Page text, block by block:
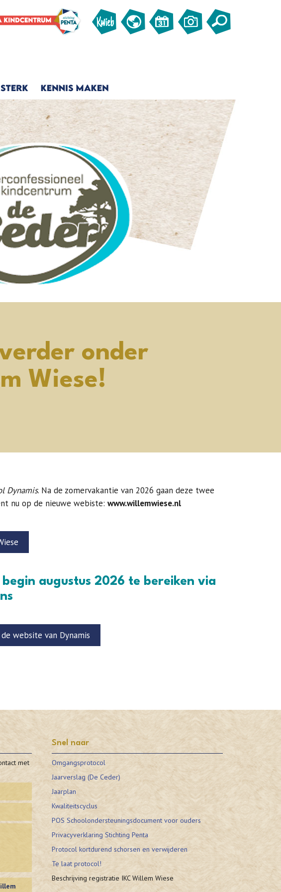
onder
Wiese!
Dynamis. Na de zomervakantie van 2026 gaan deze twee
nu op de nieuwe webiste: www.willemwiese.nl
augustus 2026 te bereiken via
de website van Dynamis
met
Snel naar
Omgangsprotocol
Jaarverslag (De Ceder)
Jaarplan
Kwaliteitscyclus
POS Schoolondersteuningsdocument voor ouders
Privacyverklaring Stichting Penta
Protocol kortdurend schorsen en verwijderen
Te laat protocol!
Beschrijving registratie IKC Willem Wiese